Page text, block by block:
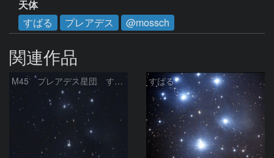
天体
すばる
プレアデス @mossch
関連作品
M45 プレアデス星団 すばる すばる